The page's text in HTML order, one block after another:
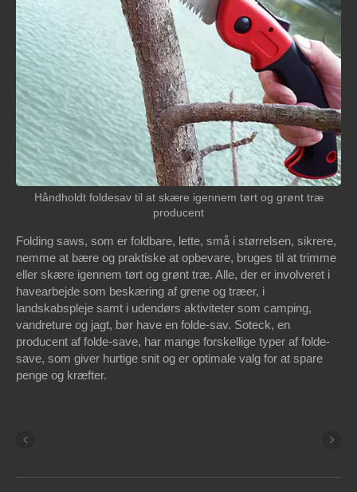
Håndholdt foldesav til at skære igennem tørt og grønt træ
producent
Folding saws, som er foldbare, lette, små i størrelsen, sikrere,
nemme at bære og praktiske at opbevare, bruges til at trimme
eller skære igennem tørt og grønt træ. Alle, der er involveret i
havearbejde som beskæring af grene og træer, i
landskabspleje samt i udendørs aktiviteter som camping,
vandreture og jagt, bør have en folde-sav. Soteck, en
producent af folde-save, har mange forskellige typer af folde-
save, som giver hurtige snit og er optimale valg for at spare
penge og kræfter.